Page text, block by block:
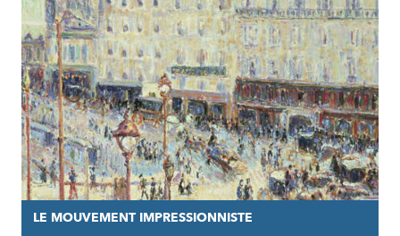
LE MOUVEMENT IMPRESSIONNISTE